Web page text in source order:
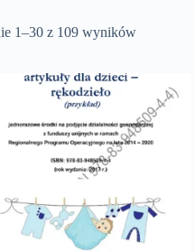
1–30 z 109 wyników